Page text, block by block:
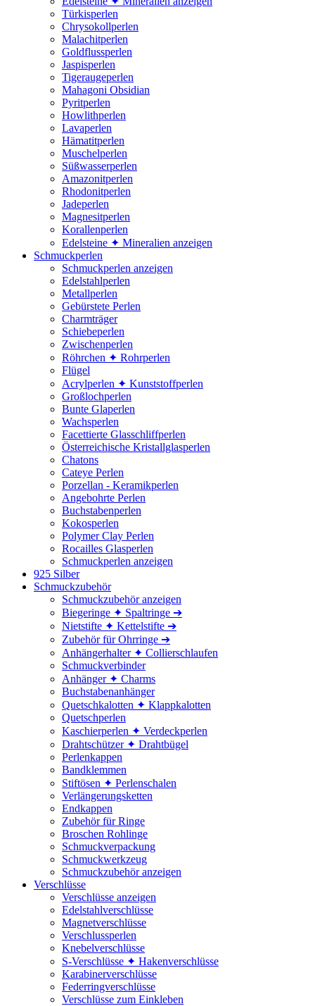
Türkisperlen
Chrysokollperlen
Malachitperlen
Goldflussperlen
Jaspisperlen
Tigeraugeperlen
Mahagoni Obsidian
Pyritperlen
Howlithperlen
Lavaperlen
Hämatitperlen
Muschelperlen
Süßwasserperlen
Amazonitperlen
Rhodonitperlen
Jadeperlen
Magnesitperlen
Korallenperlen
Edelsteine ✦ Mineralien anzeigen
Schmuckperlen
Schmuckperlen anzeigen
Edelstahlperlen
Metallperlen
Gebürstete Perlen
Charmträger
Schiebeperlen
Zwischenperlen
Röhrchen ✦ Rohrperlen
Flügel
Acrylperlen ✦ Kunststoffperlen
Großlochperlen
Bunte Glaperlen
Wachsperlen
Facettierte Glasschliffperlen
Österreichische Kristallglasperlen
Chatons
Cateye Perlen
Porzellan - Keramikperlen
Angebohrte Perlen
Buchstabenperlen
Kokosperlen
Polymer Clay Perlen
Rocailles Glasperlen
Schmuckperlen anzeigen
925 Silber
Schmuckzubehör
Schmuckzubehör anzeigen
Biegeringe ✦ Spaltringe ➔
Nietstifte ✦ Kettelstifte ➔
Zubehör für Ohrringe ➔
Anhängerhalter ✦ Collierschlaufen
Schmuckverbinder
Anhänger ✦ Charms
Buchstabenanhänger
Quetschkalotten ✦ Klappkalotten
Quetschperlen
Kaschierperlen ✦ Verdeckperlen
Drahtschützer ✦ Drahtbügel
Perlenkappen
Bandklemmen
Stiftösen ✦ Perlenschalen
Verlängerungsketten
Endkappen
Zubehör für Ringe
Broschen Rohlinge
Schmuckverpackung
Schmuckwerkzeug
Schmuckzubehör anzeigen
Verschlüsse
Verschlüsse anzeigen
Edelstahlverschlüsse
Magnetverschlüsse
Verschlussperlen
Knebelverschlüsse
S-Verschlüsse ✦ Hakenverschlüsse
Karabinerverschlüsse
Federringverschlüsse
Verschlüsse zum Einkleben